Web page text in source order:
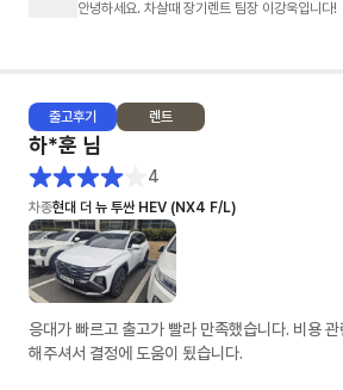
안녕하세요. 차살때 장기렌트 팀장 이강욱입니다!
출고후기 렌트
하*훈 님
4
차종현대 더 뉴 투싼 HEV (NX4 F/L)
응대가 빠르고 출고가 빨라 만족했습니다. 비용
해주셔서 결정에 도움이 됬습니다.